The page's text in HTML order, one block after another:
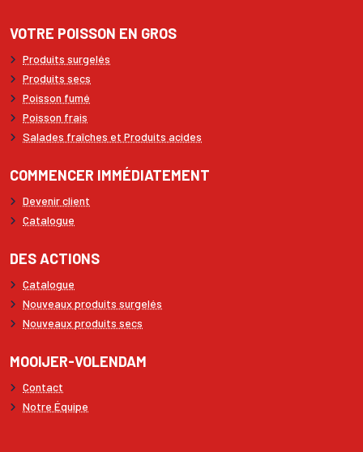
VOTRE POISSON EN GROS
Produits surgelés
Produits secs
Poisson fumé
Poisson frais
Salades fraîches et Produits acides
COMMENCER IMMÉDIATEMENT
Devenir client
Catalogue
DES ACTIONS
Catalogue
Nouveaux produits surgelés
Nouveaux produits secs
MOOIJER-VOLENDAM
Contact
Notre Équipe